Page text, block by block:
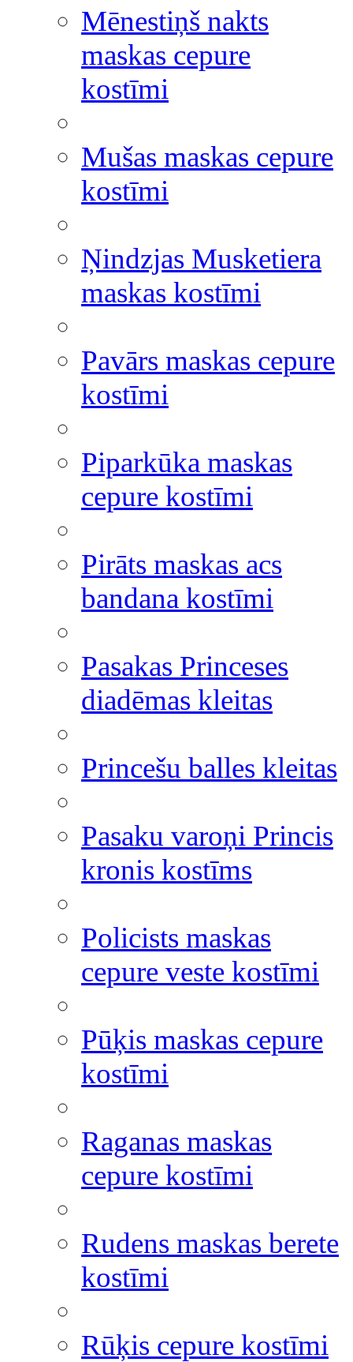
Mēnestiņš nakts
maskas cepure
kostīmi
Mušas maskas cepure
kostīmi
Ņindzjas Musketiera
maskas kostīmi
Pavārs maskas cepure
kostīmi
Piparkūka maskas
cepure kostīmi
Pirāts maskas acs
bandana kostīmi
Pasakas Princeses
diadēmas kleitas
Princešu balles kleitas
Pasaku varoņi Princis
kronis kostīms
Policists maskas
cepure veste kostīmi
Pūķis maskas cepure
kostīmi
Raganas maskas
cepure kostīmi
Rudens maskas berete
kostīmi
Rūķis cepure kostīmi